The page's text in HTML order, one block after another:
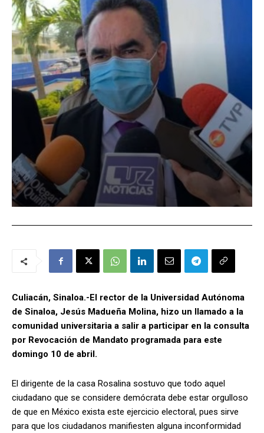
Culiacán, Sinaloa.-El rector de la Universidad Autónoma
de Sinaloa, Jesús Madueña Molina, hizo un llamado a la
comunidad universitaria a salir a participar en la consulta
por Revocación de Mandato programada para este
domingo 10 de abril.
El dirigente de la casa Rosalina sostuvo que todo aquel
ciudadano que se considere demócrata debe estar orgulloso
de que en México exista este ejercicio electoral, pues sirve
para que los ciudadanos manifiesten alguna inconformidad